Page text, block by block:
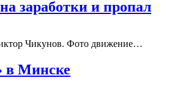
заработки и пропал
Чикунов. Фото движение…
в Минске